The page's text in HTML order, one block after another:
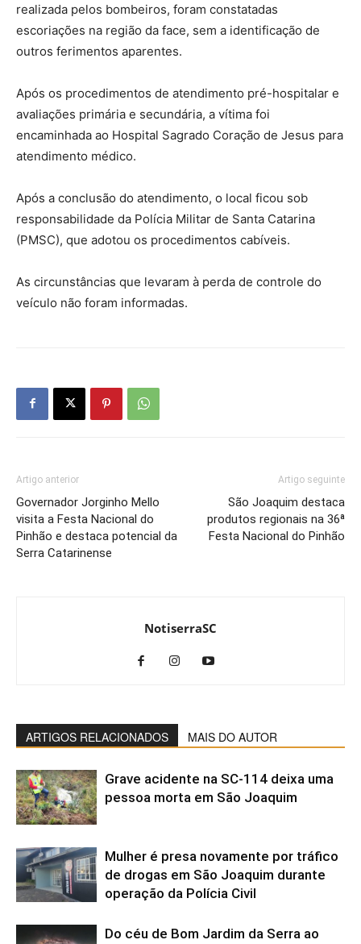
realizada pelos bombeiros, foram constatadas
escoriações na região da face, sem a identificação de
outros ferimentos aparentes.
Após os procedimentos de atendimento pré-hospitalar e
avaliações primária e secundária, a vítima foi
encaminhada ao Hospital Sagrado Coração de Jesus para
atendimento médico.
Após a conclusão do atendimento, o local ficou sob
responsabilidade da Polícia Militar de Santa Catarina
(PMSC), que adotou os procedimentos cabíveis.
As circunstâncias que levaram à perda de controle do
veículo não foram informadas.
Artigo anterior
Governador Jorginho Mello
visita a Festa Nacional do
Pinhão e destaca potencial da
Serra Catarinense
Artigo seguinte
São Joaquim destaca
produtos regionais na 36ª
Festa Nacional do Pinhão
NotiserraSC
ARTIGOS RELACIONADOS MAIS DO AUTOR
Grave acidente na SC-114 deixa uma
pessoa morta em São Joaquim
Mulher é presa novamente por tráfico
de drogas em São Joaquim durante
operação da Polícia Civil
Do céu de Bom Jardim da Serra ao